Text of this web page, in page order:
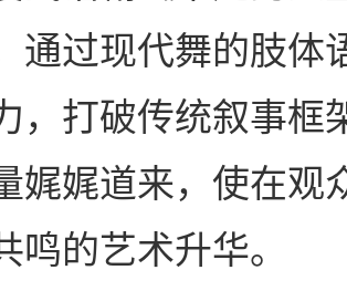
通过现代舞的肢体
，打破传统叙事框
娓娓道来，使在观
鸣的艺术升华。